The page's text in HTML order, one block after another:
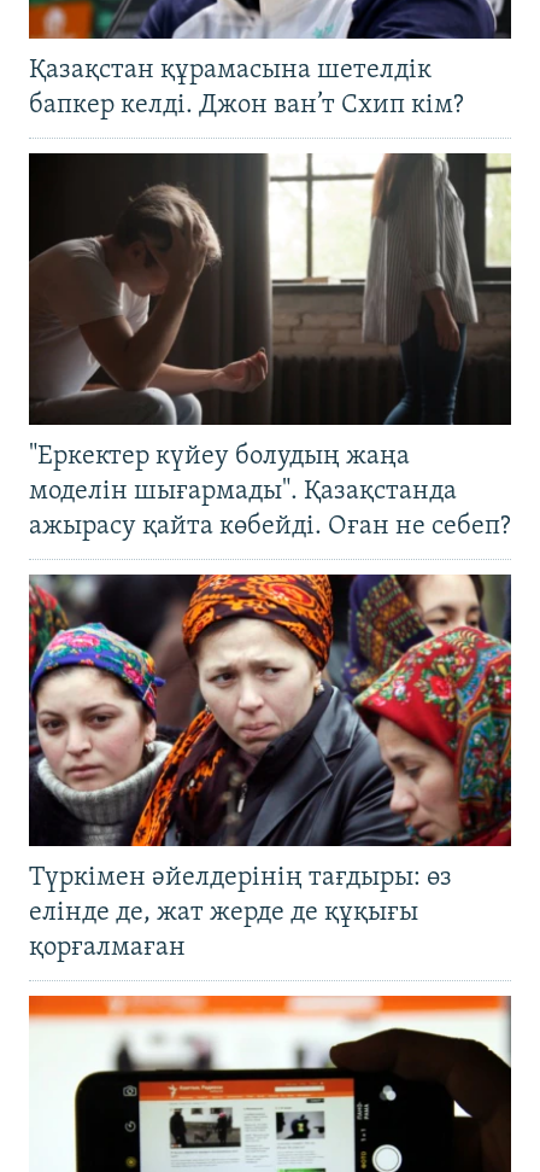
Қазақстан құрамасына шетелдік
бапкер келді. Джон ван’т Схип кім?
"Еркектер күйеу болудың жаңа
моделін шығармады". Қазақстанда
ажырасу қайта көбейді. Оған не себеп?
Түркімен әйелдерінің тағдыры: өз
елінде де, жат жерде де құқығы
қорғалмаған